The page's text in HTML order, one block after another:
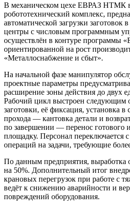
В механическом цехе ЕВРАЗ НТМК
робототехнический комплекс,
автоматической загрузки заготовок
центры с числовым программным
осуществлён в контуре программы
ориентированной на рост
«Металлоснабжение и сбыт».
На начальной фазе манипулятор
проектные параметры
расширение зоны действия до двух
Рабочий цикл выстроен следующим
заготовки, её фиксация, установка в
прохода — кантовка детали и
по завершении — перенос готового
площадку. Персонал переключается
операций на задачи, требующие
По данным предприятия, выработка
на 50%. Дополнительный итог
крановых перегрузок при работе с
ведёт к снижению аварийности и
повреждений оборудования.